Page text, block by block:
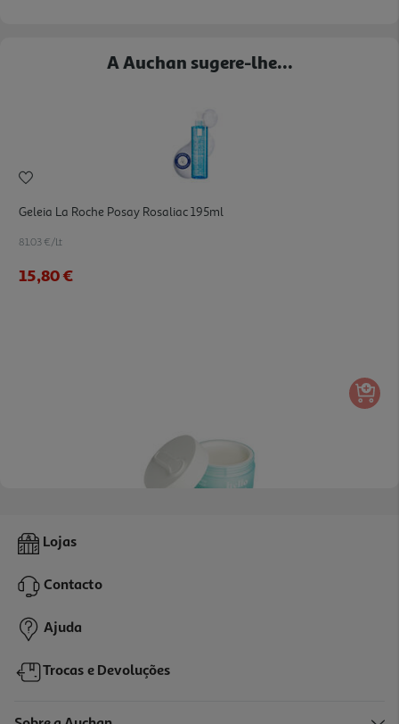
A Auchan sugere-lhe...
Geleia La Roche Posay Rosaliac 195ml
81.03 €/Lt
15,80 €
Bálsamo Hello Clean Peles Oleosas 100ml
15,12 €
Lojas
Contacto
Ajuda
Trocas e Devoluções